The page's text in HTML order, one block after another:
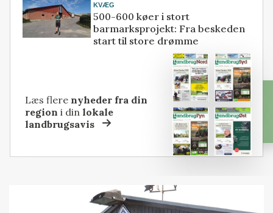
KVÆG
500-600 køer i stort
barmarksprojekt: Fra beskeden
start til store drømme
Læs flere nyheder fra din
region i dinlokale
landbrugsavis